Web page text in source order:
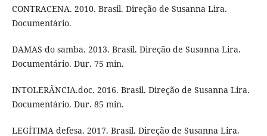
CONTRACENA. 2010. Brasil. Direção de Susanna Lira.
Documentário.
DAMAS do samba. 2013. Brasil. Direção de Susanna Lira.
Documentário. Dur. 75 min.
INTOLERÂNCIA.doc. 2016. Brasil. Direção de Susanna Lira.
Documentário. Dur. 85 min.
LEGÍTIMA defesa. 2017. Brasil. Direção de Susanna Lira.